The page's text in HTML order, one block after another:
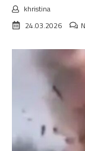
khristina
24.03.2026